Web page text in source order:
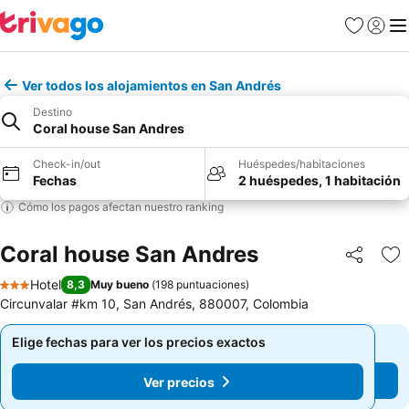
Favoritos
Iniciar
Ver todos los alojamientos en San Andrés
Destino
Coral house San Andres
Check-in/out
Fechas
Huéspedes/habitaciones
2 huéspedes, 1 habitación
Cómo los pagos afectan nuestro ranking
Coral house San Andres Compartir
3 Estrellas
Hotel 8,3 Muy bueno (198 puntuaciones)
Circunvalar #km 10, San Andrés, 880007, Colombia
Elige fechas para ver los precios exactos
Ver precios
Elige fechas para ver los precios exactos
Ver precios